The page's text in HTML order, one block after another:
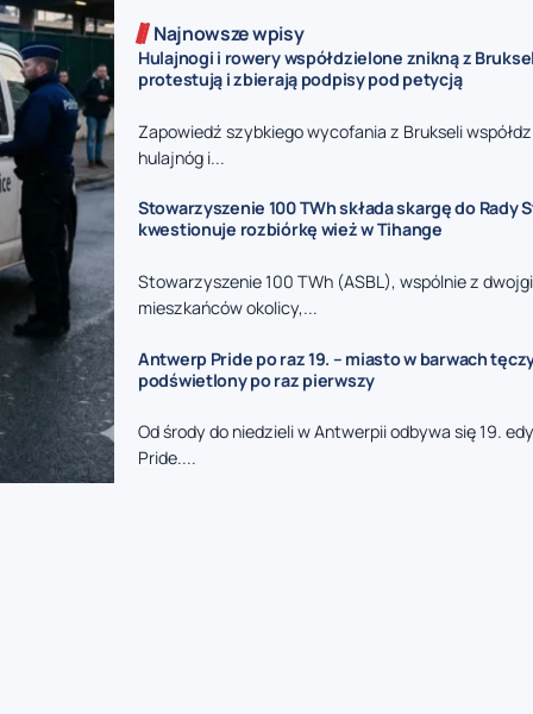
Najnowsze wpisy
Hulajnogi i rowery współdzielone znikną z
protestują i zbierają podpisy pod petycją
Zapowiedź szybkiego wycofania z Brukseli
hulajnóg i...
Stowarzyszenie 100 TWh składa skargę do Rady
kwestionuje rozbiórkę wież w Tihange
Stowarzyszenie 100 TWh (ASBL), wspólnie z
mieszkańców okolicy,...
Antwerp Pride po raz 19. – miasto w barwach
podświetlony po raz pierwszy
Od środy do niedzieli w Antwerpii odbywa się 19.
Pride....